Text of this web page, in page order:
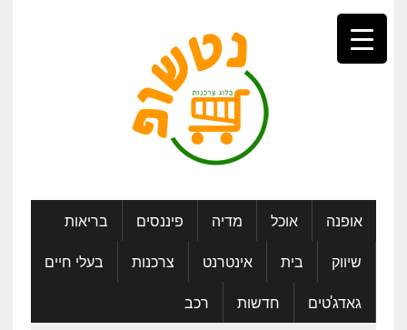
אופנה אוכל מדיה פיננסים
בריאות
שיווק
בית אינטרנט צרכנות
בעלי חיים
גאדג'טים
חדשות
רכב